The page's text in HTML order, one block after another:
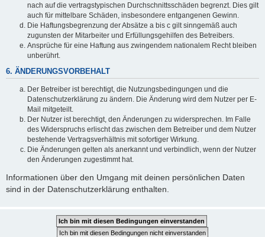
nach auf die vertragstypischen Durchschnittsschäden begrenzt. Dies gilt
auch für mittelbare Schäden, insbesondere entgangenen Gewinn.
Die Haftungsbegrenzung der Absätze a bis c gilt sinngemäß auch
zugunsten der Mitarbeiter und Erfüllungsgehilfen des Betreibers.
Ansprüche für eine Haftung aus zwingendem nationalem Recht bleiben
unberührt.
6. ÄNDERUNGSVORBEHALT
Der Betreiber ist berechtigt, die Nutzungsbedingungen und die
Datenschutzerklärung zu ändern. Die Änderung wird dem Nutzer per E-
Mail mitgeteilt.
Der Nutzer ist berechtigt, den Änderungen zu widersprechen. Im Falle
des Widerspruchs erlischt das zwischen dem Betreiber und dem Nutzer
bestehende Vertragsverhältnis mit sofortiger Wirkung.
Die Änderungen gelten als anerkannt und verbindlich, wenn der Nutzer
den Änderungen zugestimmt hat.
Informationen über den Umgang mit deinen persönlichen Daten
sind in der Datenschutzerklärung enthalten.